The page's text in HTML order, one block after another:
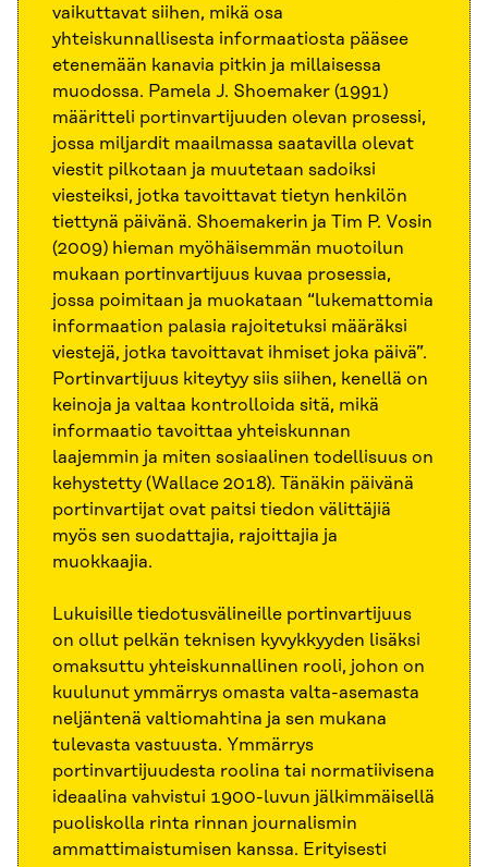
vaikuttavat siihen, mikä osa
yhteiskunnallisesta informaatiosta pääsee
etenemään kanavia pitkin ja millaisessa
muodossa. Pamela J. Shoemaker (1991)
määritteli portinvartijuuden olevan prosessi,
jossa miljardit maailmassa saatavilla olevat
viestit pilkotaan ja muutetaan sadoiksi
viesteiksi, jotka tavoittavat tietyn henkilön
tiettynä päivänä. Shoemakerin ja Tim P. Vosin
(2009) hieman myöhäisemmän muotoilun
mukaan portinvartijuus kuvaa prosessia,
jossa poimitaan ja muokataan “lukemattomia
informaation palasia rajoitetuksi määräksi
viestejä, jotka tavoittavat ihmiset joka päivä”.
Portinvartijuus kiteytyy siis siihen, kenellä on
keinoja ja valtaa kontrolloida sitä, mikä
informaatio tavoittaa yhteiskunnan
laajemmin ja miten sosiaalinen todellisuus on
kehystetty (Wallace 2018). Tänäkin päivänä
portinvartijat ovat paitsi tiedon välittäjiä
myös sen suodattajia, rajoittajia ja
muokkaajia.
Lukuisille tiedotusvälineille portinvartijuus
on ollut pelkän teknisen kyvykkyyden lisäksi
omaksuttu yhteiskunnallinen rooli, johon on
kuulunut ymmärrys omasta valta-asemasta
neljäntenä valtiomahtina ja sen mukana
tulevasta vastuusta. Ymmärrys
portinvartijuudesta roolina tai normatiivisena
ideaalina vahvistui 1900-luvun jälkimmäisellä
puoliskolla rinta rinnan journalismin
ammattimaistumisen kanssa. Erityisesti